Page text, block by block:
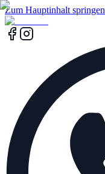
Zum Hauptinhalt springen